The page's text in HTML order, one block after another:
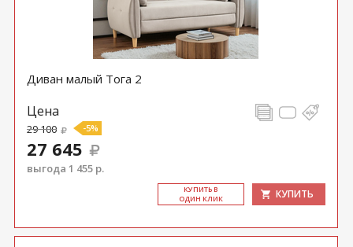
Диван малый Тога 2
Цена
29 100 -5%
27 645
выгода 1 455 р.
КУ­ПИТЬ В
ОДИН КЛИК
КУПИТЬ